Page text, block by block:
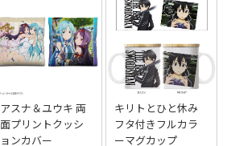
アスナ＆ユウキ 両
面プリントクッシ
ョンカバー
キリトとひと休み
フタ付きフルカラ
ーマグカップ